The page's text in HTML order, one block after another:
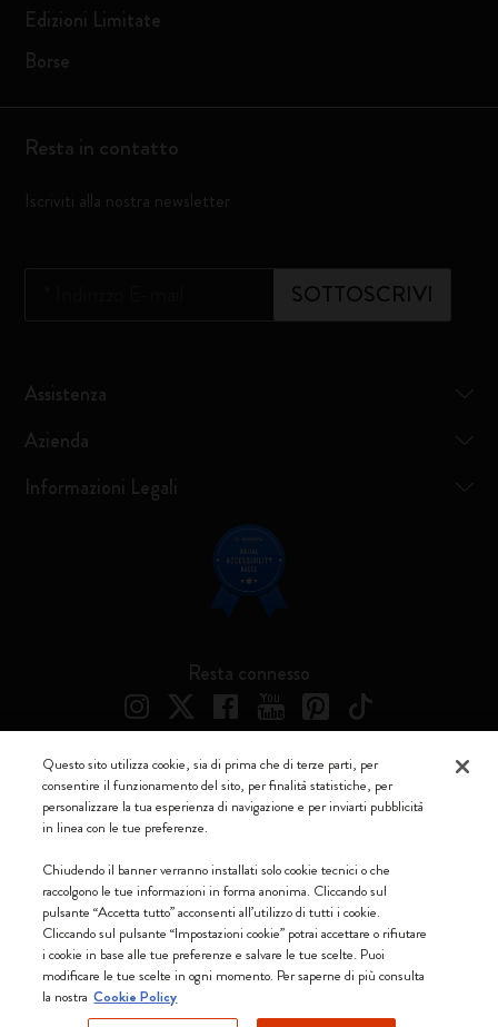
Edizioni Limitate
Borse
Resta in contatto
Iscriviti alla nostra newsletter
SOTTOSCRIVI
Assistenza
Azienda
Informazioni Legali
Resta connesso
Accettiamo
Moleskine ® è un marchio registrato di Moleskine Srl a socio unico
Moleskine srl a socio unico - Via Bergognone, 34 – 20144 Milano -
Soc. €2.181.513,42
Questo sito utilizza cookie, sia di prima che di terze parti, per
consentire il funzionamento del sito, per finalità statistiche, per
personalizzare la tua esperienza di navigazione e per inviarti pubblicità
in linea con le tue preferenze.
Chiudendo il banner verranno installati solo cookie tecnici o che
raccolgono le tue informazioni in forma anonima. Cliccando sul
pulsante “Accetta tutto” acconsenti all’utilizzo di tutti i cookie.
Cliccando sul pulsante “Impostazioni cookie” potrai accettare o rifiutare
i cookie in base alle tue preferenze e salvare le tue scelte. Puoi
modificare le tue scelte in ogni momento. Per saperne di più consulta
la nostra Cookie Policy